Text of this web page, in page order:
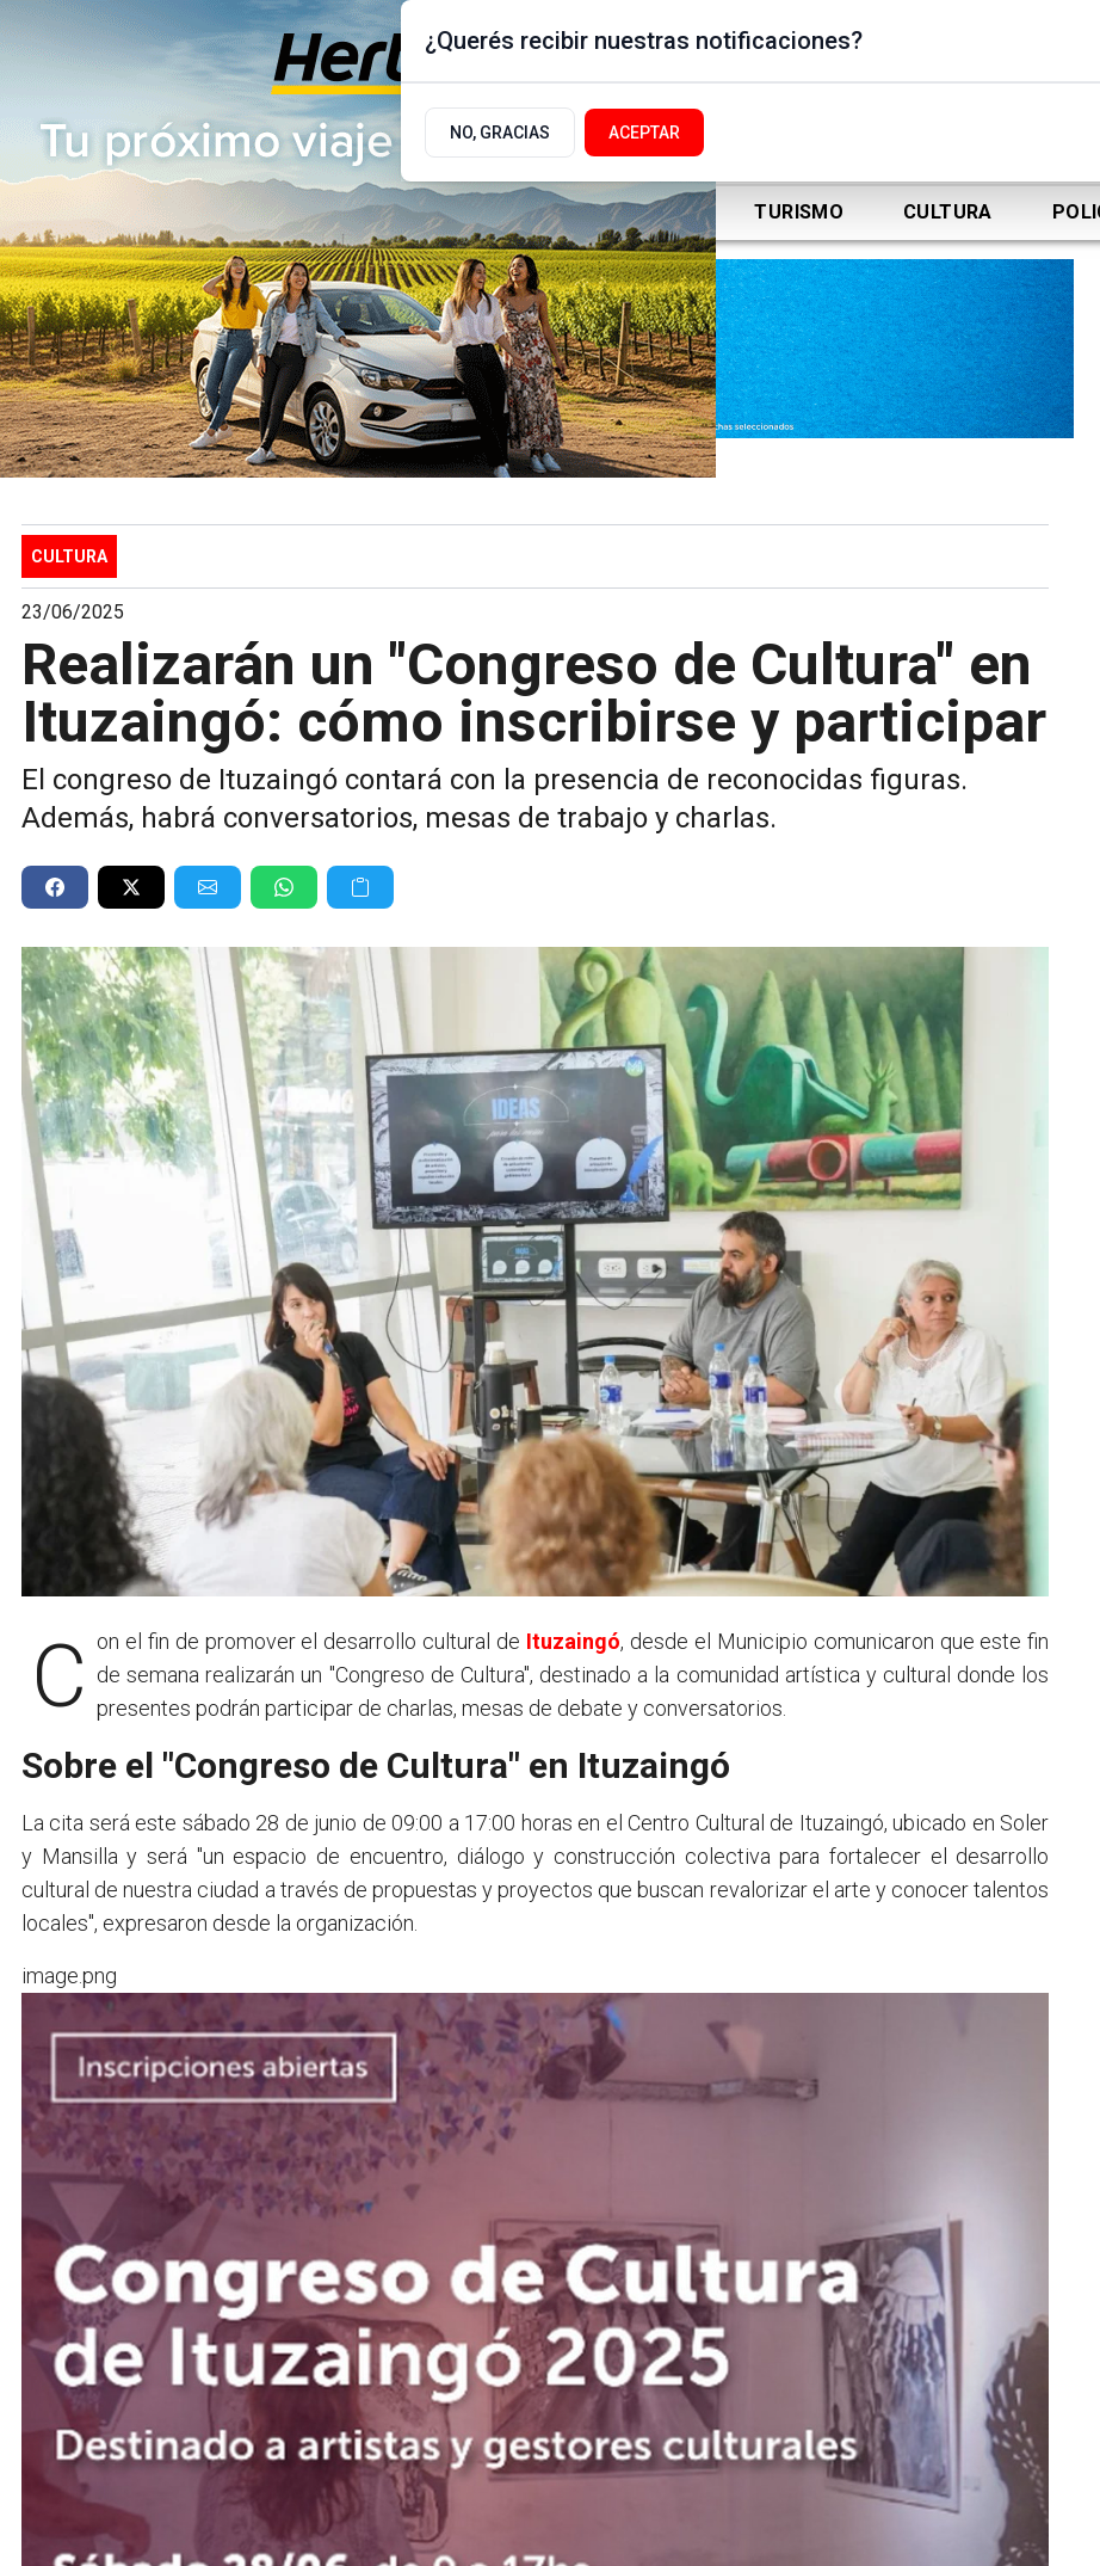
Jueves 6 de Agosto
de 2026
17.9ºc | Buenos Aires, AR
ACTUALIDAD POLÍTICA DEPORTES TURISMO CULTURA
CULTURA
23/06/2025
Realizarán un "Congreso de Cultura" en
Ituzaingó: cómo inscribirse y participar
El congreso de Ituzaingó contará con la presencia de reconocidas figuras.
Además, habrá conversatorios, mesas de trabajo y charlas.
Con el fin de promover el desarrollo cultural de Ituzaingó, desde el Municipio comunicaron que este fin
de semana realizarán un "Congreso de Cultura", destinado a la comunidad artística y cultural donde los
presentes podrán participar de charlas, mesas de debate y conversatorios.
Sobre el "Congreso de Cultura" en Ituzaingó
La cita será este sábado 28 de junio de 09:00 a 17:00 horas en el Centro Cultural de Ituzaingó, ubicado en Soler
y Mansilla y será "un espacio de encuentro, diálogo y construcción colectiva para fortalecer el desarrollo
cultural de nuestra ciudad a través de propuestas y proyectos que buscan revalorizar el arte y conocer talentos
locales", expresaron desde la organización.
image.png
¿Querés recibir nuestras notificaciones?
NO, GRACIAS ACEPTAR